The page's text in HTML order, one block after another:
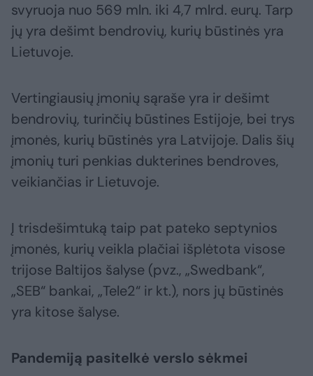
svyruoja nuo 569 mln. iki 4,7 mlrd. eurų. Tarp
jų yra dešimt bendrovių, kurių būstinės yra
Lietuvoje.
Vertingiausių įmonių sąraše yra ir dešimt
bendrovių, turinčių būstines Estijoje, bei trys
įmonės, kurių būstinės yra Latvijoje. Dalis šių
įmonių turi penkias dukterines bendroves,
veikiančias ir Lietuvoje.
Į trisdešimtuką taip pat pateko septynios
įmonės, kurių veikla plačiai išplėtota visose
trijose Baltijos šalyse (pvz., „Swedbank“,
„SEB“ bankai, „Tele2“ ir kt.), nors jų būstinės
yra kitose šalyse.
Pandemiją pasitelkė verslo sėkmei